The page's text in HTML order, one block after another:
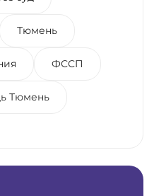
Тюмень
ФССП
Тюмень